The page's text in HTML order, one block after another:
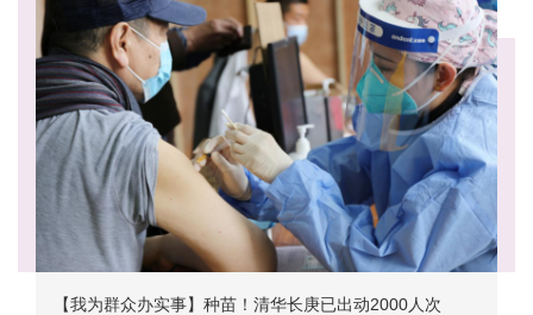
【我为群众办实事】种苗！清华长庚已出动2000人次